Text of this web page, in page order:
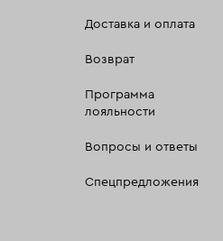
Доставка и оплата
Возврат
Программа
лояльности
Вопросы и ответы
Спецпредложения